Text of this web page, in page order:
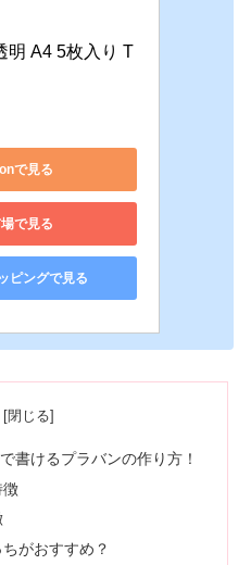
明 A4 5枚入り T
で見る
で見る
ピングで見る
書けるプラバンの作り方！
徴
がおすすめ？